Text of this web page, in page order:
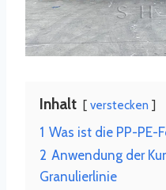
Inhalt verstecken
1 Was ist die PP-PE-
2 Anwendung der
Granulierlinie